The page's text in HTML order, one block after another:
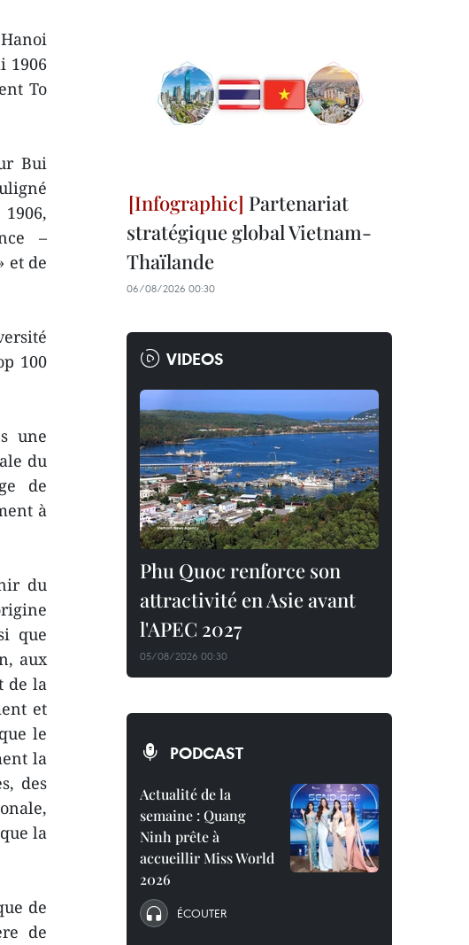
1906
To
Bui
–
et de
100
une
du
de
à
du
que
aux
de la
et
le
la
des
la
de
de
Partenariat
stratégique global Vietnam-
Thaïlande
06/08/2026 00:30
VIDEOS
Phu Quoc renforce son
attractivité en Asie avant
l'APEC 2027
05/08/2026 00:30
PODCAST
Actualité de la
semaine : Quang
Ninh prête à
accueillir Miss World
2026
ÉCOUTER